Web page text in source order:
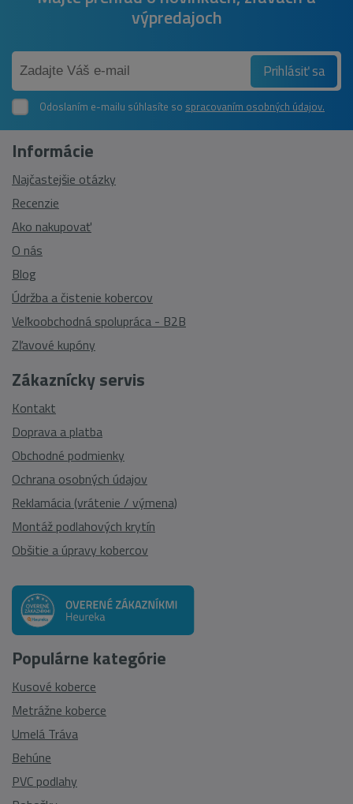
výpredajoch
Prihlásiť sa
Odoslaním e-mailu súhlasíte so spracovaním osobných údajov.
Zákaznícky servis
Kontakt
Doprava a platba
Obchodné podmienky
Ochrana osobných údajov
Reklamácia (vrátenie / výmena)
Montáž podlahových krytín
Obšitie a úpravy kobercov
Informácie
Najčastejšie otázky
Recenzie
Ako nakupovať
O nás
Blog
Údržba a čistenie kobercov
Veľkoobchodná spolupráca - B2B
Zľavové kupóny
Populárne kategórie
Kusové koberce
Metrážne koberce
Umelá Tráva
Behúne
PVC podlahy